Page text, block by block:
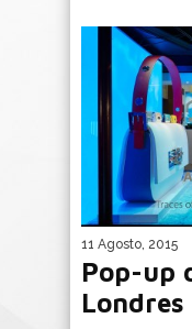
11 Agosto, 2015
Pop-up
Londres